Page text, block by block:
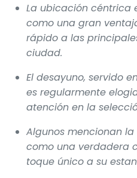
La ubicación céntrica
como una gran
rápido a las
ciudad.
El desayuno, servido
es regularmente
atención en la
Algunos mencionan
como una verdadera
toque único a su